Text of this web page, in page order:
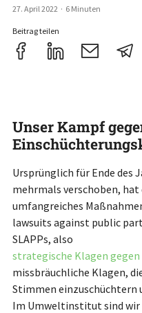
27. April 2022 · 6 Minuten
Beitrag teilen
Unser Kampf
Ursprünglich für Ende des
mehrmals verschoben,
umfangreiches
lawsuits against public
SLAPPs, also
strategische Klagen
missbräuchliche Klagen,
Stimmen einzuschüchtern
Im Umweltinstitut sind wir